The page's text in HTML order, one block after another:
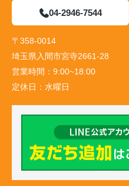
04-2946-7544
〒358-0014
埼玉県入間市宮寺2661-28
営業時間： 9:00~18:00
定休日： 水曜日